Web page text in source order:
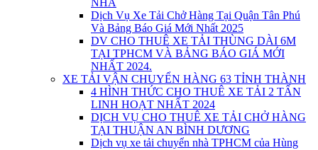
NHÀ
Dịch Vụ Xe Tải Chở Hàng Tại Quận Tân Phú
Và Bảng Báo Giá Mới Nhất 2025
DV CHO THUÊ XE TẢI THÙNG DÀI 6M
TẠI TPHCM VÀ BẢNG BÁO GIÁ MỚI
NHẤT 2024.
XE TẢI VẬN CHUYỂN HÀNG 63 TỈNH THÀNH
4 HÌNH THỨC CHO THUÊ XE TẢI 2 TẤN
LINH HOẠT NHẤT 2024
DỊCH VỤ CHO THUÊ XE TẢI CHỞ HÀNG
TẠI THUẬN AN BÌNH DƯƠNG
Dịch vụ xe tải chuyển nhà TPHCM của Hùng